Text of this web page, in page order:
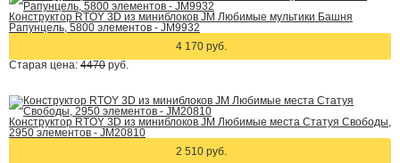
Конструктор RTOY 3D из миниблоков JM Любимые мультики Башня
Рапунцель, 5800 элементов - JM9932
4 170 руб.
Старая цена: 4470 руб.
Конструктор RTOY 3D из миниблоков JM Любимые места Статуя Свободы,
2950 элементов - JM20810
2 510 руб.